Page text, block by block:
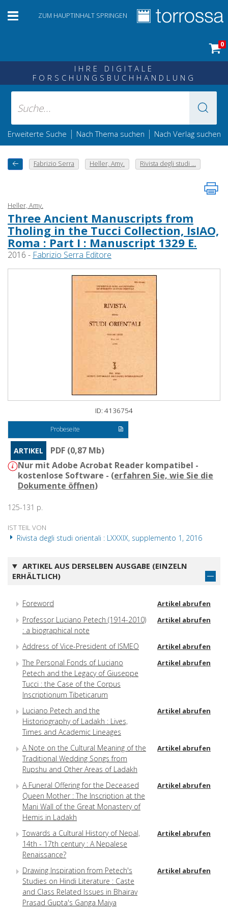
ZUM HAUPTINHALT SPRINGEN
0
IHRE DIGITALE
FORSCHUNGSBUCHHANDLUNG
Erweiterte Suche | Nach Thema suchen | Nach Verlag suchen
Fabrizio Serra Heller, Amy. Rivista degli studi ...
Heller, Amy.
Three Ancient Manuscripts from
Tholing in the Tucci Collection, IsIAO,
Roma : Part I : Manuscript 1329 E.
2016 - Fabrizio Serra Editore
ID: 4136754
Probeseite
ARTIKEL
PDF (0,87 Mb)
Nur mit Adobe Acrobat Reader kompatibel -
kostenlose Software - (erfahren Sie, wie Sie die
Dokumente öffnen)
125-131 p.
IST TEIL VON
Rivista degli studi orientali : LXXXIX, supplemento 1, 2016
ARTIKEL AUS DERSELBEN AUSGABE (EINZELN
ERHÄLTLICH)
Foreword Artikel abrufen
Professor Luciano Petech (1914-2010)
: a biographical note
Artikel abrufen
Address of Vice-President of ISMEO Artikel abrufen
The Personal Fonds of Luciano
Petech and the Legacy of Giuseppe
Tucci : the Case of the Corpus
Inscriptionum Tibeticarum
Artikel abrufen
Luciano Petech and the
Historiography of Ladakh : Lives,
Times and Academic Lineages
Artikel abrufen
A Note on the Cultural Meaning of the
Traditional Wedding Songs from
Rupshu and Other Areas of Ladakh
Artikel abrufen
A Funeral Offering for the Deceased
Queen Mother : The Inscription at the
Mani Wall of the Great Monastery of
Hemis in Ladakh
Artikel abrufen
Towards a Cultural History of Nepal,
14th - 17th century : A Nepalese
Renaissance?
Artikel abrufen
Drawing Inspiration from Petech's
Studies on Hindi Literature : Caste
and Class Related Issues in Bhairav
Prasad Gupta's Ganga Maiya
Artikel abrufen